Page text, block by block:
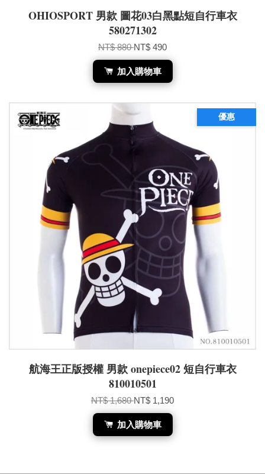
OHIOSPORT 男款 圖花03白黑點短自行車衣
580271302
NT$ 880NT$ 490
加入購物車
優惠
航海王正版授權 男款 onepiece02 短自行車衣
810010501
NT$ 1,680NT$ 1,190
加入購物車